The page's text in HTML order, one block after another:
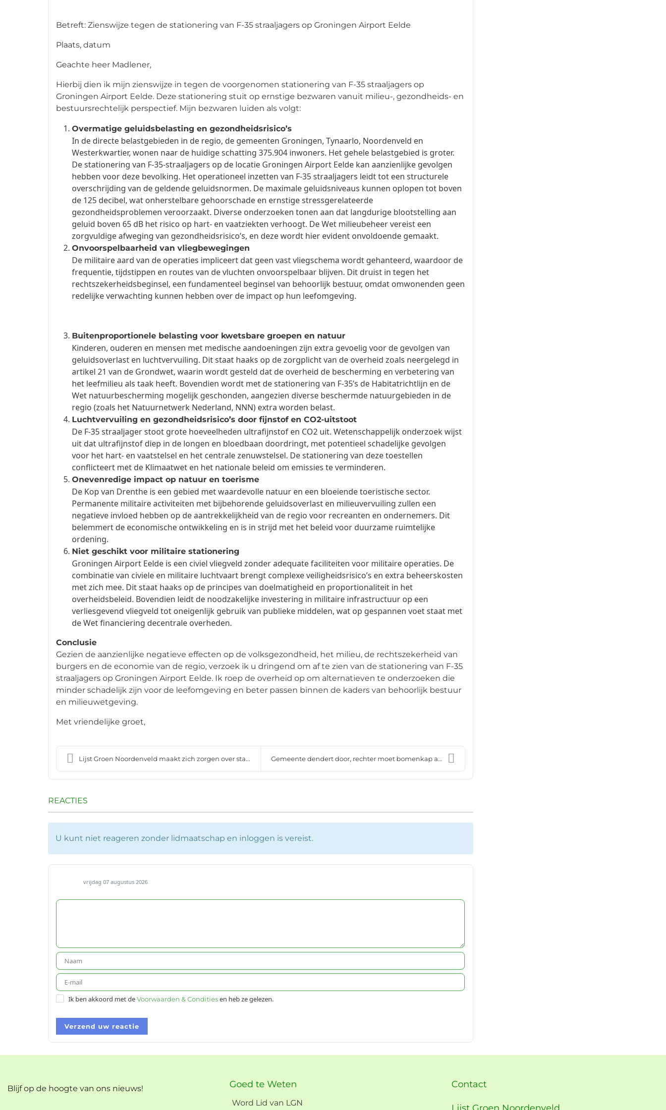
Betreft: Zienswijze tegen de stationering van F-35 straaljagers op Groningen Airport Eelde
Plaats, datum
Geachte heer Madlener,
Hierbij dien ik mijn zienswijze in tegen de voorgenomen stationering van F-35 straaljagers op
Groningen Airport Eelde. Deze stationering stuit op ernstige bezwaren vanuit milieu-, gezondheids- en
bestuursrechtelijk perspectief. Mijn bezwaren luiden als volgt:
Overmatige geluidsbelasting en gezondheidsrisico’s
In de directe belastgebieden in de regio, de gemeenten Groningen, Tynaarlo, Noordenveld en
Westerkwartier, wonen naar de huidige schatting 375.904 inwoners. Het gehele belastgebied is groter.
De stationering van F-35-straaljagers op de locatie Groningen Airport Eelde kan aanzienlijke gevolgen
hebben voor deze bevolking. Het operationeel inzetten van F-35 straaljagers leidt tot een structurele
overschrijding van de geldende geluidsnormen. De maximale geluidsniveaus kunnen oplopen tot boven
de 125 decibel, wat onherstelbare gehoorschade en ernstige stressgerelateerde
gezondheidsproblemen veroorzaakt. Diverse onderzoeken tonen aan dat langdurige blootstelling aan
geluid boven 65 dB het risico op hart- en vaatziekten verhoogt. De Wet milieubeheer vereist een
zorgvuldige afweging van gezondheidsrisico’s, en deze wordt hier evident onvoldoende gemaakt.
Onvoorspelbaarheid van vliegbewegingen
De militaire aard van de operaties impliceert dat geen vast vliegschema wordt gehanteerd, waardoor de
frequentie, tijdstippen en routes van de vluchten onvoorspelbaar blijven. Dit druist in tegen het
rechtszekerheidsbeginsel, een fundamenteel beginsel van behoorlijk bestuur, omdat omwonenden geen
redelijke verwachting kunnen hebben over de impact op hun leefomgeving.
Buitenproportionele belasting voor kwetsbare groepen en natuur
Kinderen, ouderen en mensen met medische aandoeningen zijn extra gevoelig voor de gevolgen van
geluidsoverlast en luchtvervuiling. Dit staat haaks op de zorgplicht van de overheid zoals neergelegd in
artikel 21 van de Grondwet, waarin wordt gesteld dat de overheid de bescherming en verbetering van
het leefmilieu als taak heeft. Bovendien wordt met de stationering van F-35’s de Habitatrichtlijn en de
Wet natuurbescherming mogelijk geschonden, aangezien diverse beschermde natuurgebieden in de
regio (zoals het Natuurnetwerk Nederland, NNN) extra worden belast.
Luchtvervuiling en gezondheidsrisico’s door fijnstof en CO2-uitstoot
De F-35 straaljager stoot grote hoeveelheden ultrafijnstof en CO2 uit. Wetenschappelijk onderzoek wijst
uit dat ultrafijnstof diep in de longen en bloedbaan doordringt, met potentieel schadelijke gevolgen
voor het hart- en vaatstelsel en het centrale zenuwstelsel. De stationering van deze toestellen
conflicteert met de Klimaatwet en het nationale beleid om emissies te verminderen.
Onevenredige impact op natuur en toerisme
De Kop van Drenthe is een gebied met waardevolle natuur en een bloeiende toeristische sector.
Permanente militaire activiteiten met bijbehorende geluidsoverlast en milieuvervuiling zullen een
negatieve invloed hebben op de aantrekkelijkheid van de regio voor recreanten en ondernemers. Dit
belemmert de economische ontwikkeling en is in strijd met het beleid voor duurzame ruimtelijke
ordening.
Niet geschikt voor militaire stationering
Groningen Airport Eelde is een civiel vliegveld zonder adequate faciliteiten voor militaire operaties. De
combinatie van civiele en militaire luchtvaart brengt complexe veiligheidsrisico’s en extra beheerskosten
met zich mee. Dit staat haaks op de principes van doelmatigheid en proportionaliteit in het
overheidsbeleid. Bovendien leidt de noodzakelijke investering in militaire infrastructuur op een
verliesgevend vliegveld tot oneigenlijk gebruik van publieke middelen, wat op gespannen voet staat met
de Wet financiering decentrale overheden.
Conclusie
Gezien de aanzienlijke negatieve effecten op de volksgezondheid, het milieu, de rechtszekerheid van
burgers en de economie van de regio, verzoek ik u dringend om af te zien van de stationering van F-35
straaljagers op Groningen Airport Eelde. Ik roep de overheid op om alternatieven te onderzoeken die
minder schadelijk zijn voor de leefomgeving en beter passen binnen de kaders van behoorlijk bestuur
en milieuwetgeving.
Met vriendelijke groet,
Lijst Groen Noordenveld maakt zich zorgen over sta... Gemeente dendert door, rechter moet bomenkap afrem...
REACTIES
U kunt niet reageren zonder lidmaatschap en inloggen is vereist.
vrijdag 07 augustus 2026
Ik ben akkoord met deVoorwaarden & Conditiesen heb ze gelezen.
Verzend uw reactie
Blijf op de hoogte van ons nieuws! Goed te Weten
Word Lid van LGN
Contact
Lijst Groen Noordenveld